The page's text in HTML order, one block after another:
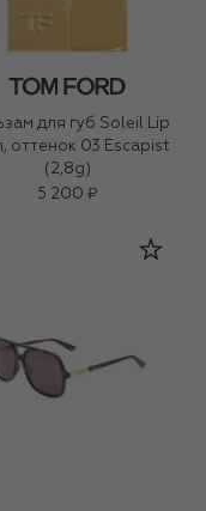
для губ Soleil Lip
оттенок 03 Escapist
(2,8g)
5 200 ₽